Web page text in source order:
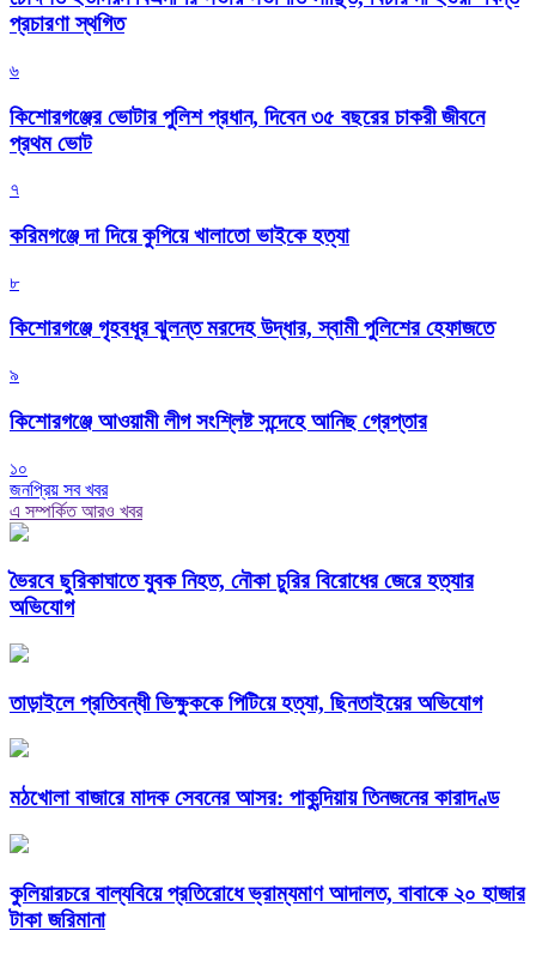
প্রচারণা স্থগিত
৬
কিশোরগঞ্জের ভোটার পুলিশ প্রধান, দিবেন ৩৫ বছরের চাকরী জীবনে
প্রথম ভোট
৭
করিমগঞ্জে দা দিয়ে কুপিয়ে খালাতো ভাইকে হত্যা
৮
কিশোরগঞ্জে গৃহবধূর ঝুলন্ত মরদেহ উদ্ধার, স্বামী পুলিশের হেফাজতে
৯
কিশোরগঞ্জে আওয়ামী লীগ সংশ্লিষ্ট সন্দেহে আনিছ গ্রেপ্তার
১০
জনপ্রিয় সব খবর
এ সম্পর্কিত আরও খবর
ভৈরবে ছুরিকাঘাতে যুবক নিহত, নৌকা চুরির বিরোধের জেরে হত্যার
অভিযোগ
তাড়াইলে প্রতিবন্ধী ভিক্ষুককে পিটিয়ে হত্যা, ছিনতাইয়ের অভিযোগ
মঠখোলা বাজারে মাদক সেবনের আসর: পাকুন্দিয়ায় তিনজনের কারাদণ্ড
কুলিয়ারচরে বাল্যবিয়ে প্রতিরোধে ভ্রাম্যমাণ আদালত, বাবাকে ২০ হাজার
টাকা জরিমানা